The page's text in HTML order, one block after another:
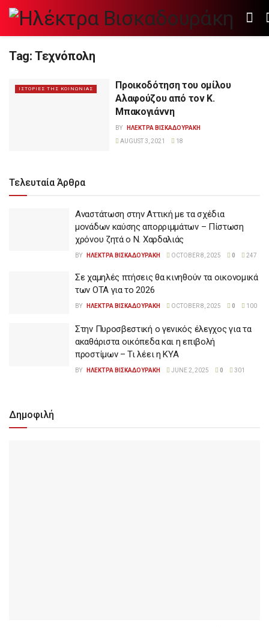
Tag: Τεχνόπολη
ΙΣΤΟΡΙΕΣ ΤΗΣ ΚΟΙΝΩΝΙΑΣ
Προικοδότηση του ομίλου
Αλαφούζου από τον Κ.
Μπακογιάννη
BY
ΗΛΕΚΤΡΑ ΒΙΣΚΑΔΟΥΡΑΚΗ
AUGUST 3, 2021
18
Τελευταία Άρθρα
Αναστάτωση στην Αττική με τα σχέδια
μονάδων καύσης απορριμμάτων – Πίστωση
χρόνου ζητά ο Ν. Χαρδαλιάς
BY ΗΛΕΚΤΡΑ ΒΙΣΚΑΔΟΥΡΑΚΗ OCTOBER 8, 2025 0 247
Σε χαμηλές πτήσεις θα κινηθούν τα οικονομικά
των ΟΤΑ για το 2026
BY ΗΛΕΚΤΡΑ ΒΙΣΚΑΔΟΥΡΑΚΗ OCTOBER 8, 2025 0 100
Στην Πυροσβεστική ο γενικός έλεγχος για τα
ακαθάριστα οικόπεδα και η επιβολή
προστίμων – Τι λέει η ΚΥΑ
BY ΗΛΕΚΤΡΑ ΒΙΣΚΑΔΟΥΡΑΚΗ JUNE 2, 2025 0 301
Δημοφιλή